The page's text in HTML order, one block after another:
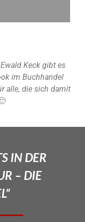
Keck gibt es
im Buchhandel
alle, die sich damit
IN DER
– DIE